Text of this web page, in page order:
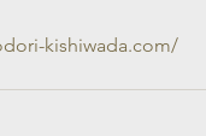
kishiwada.com/